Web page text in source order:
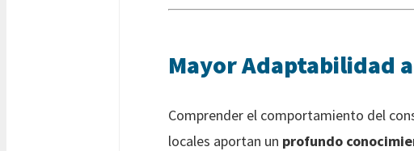
Mayor Adaptabilidad
Comprender el comportamiento del
locales aportan un profundo